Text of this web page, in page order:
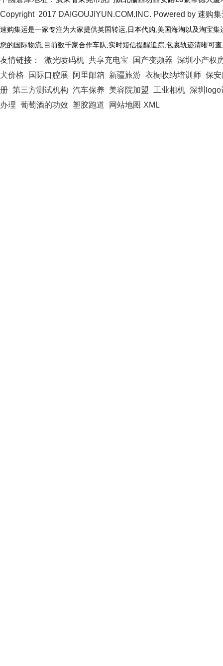
Copyright 2017 DAIGOUJIYUN.COM.INC. Powered by 速购
速购集运是一家专注为大家提供英国转运,日本代购,美国海淘以及淘宝集
您的国际物流, 目前数千家合作车队,实时短信提醒追踪,包裹轨迹清晰可
友情链接： 激光喷码机 共享充电宝 国产变频器 深圳小产权
犬价格
国际口腔展 阿里邮箱 新疆旅游 衣橱收纳培训师 保
册 第三方测试机构 汽车保养 美容院加盟 工业相机 深圳logo
办理 葡萄酒的功效 塑胶跑道 网站地图 XML